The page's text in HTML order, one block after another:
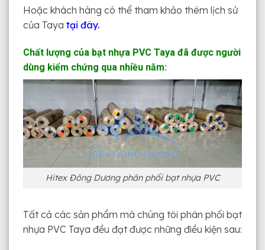
Hoặc khách hàng có thể tham khảo thêm lịch sử
của Taya tại đây.
Chất lượng của bạt nhựa PVC Taya đã được người
dùng kiểm chứng qua nhiều năm:
Hitex Đông Dương phân phối bạt nhựa PVC
Tất cả các sản phẩm mà chúng tôi phân phối bạt
nhựa PVC Taya đều đạt được những điều kiện sau: